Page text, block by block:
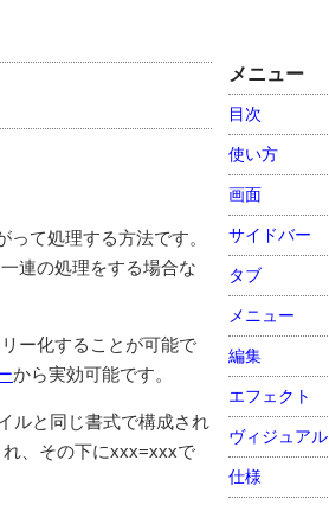
て処理する方法です。
連の処理をする場合な
ー化することが可能で
から実効可能です。
ルと同じ書式で構成され
、その下にxxx=xxxで
メニュー
目次
使い方
画面
サイドバー
タブ
メニュー
編集
エフェクト
ヴィジュアル
仕様